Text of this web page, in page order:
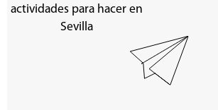
actividades para hacer en
Sevilla